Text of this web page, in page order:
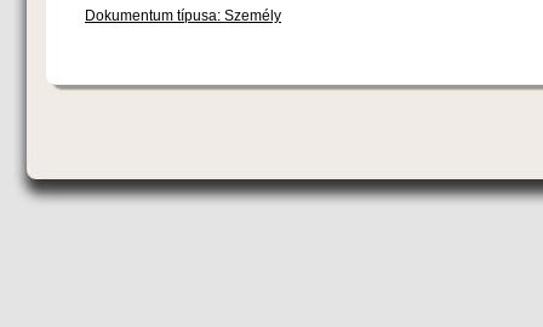
Dokumentum típusa: Személy